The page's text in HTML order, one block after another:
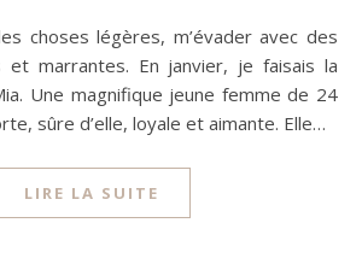
et marrantes. En janvier, je faisais la
Une magnifique jeune femme de 24
sûre d’elle, loyale et aimante. Elle…
LIRE LA SUITE